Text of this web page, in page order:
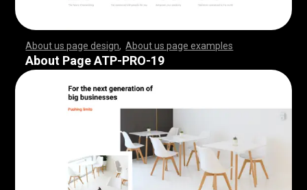
About us page design ,About us page examples
,,,,,,,,,,,,,,,,,,,,,,,, ,,,,,,,,,,,,,,,,,,,,,,,,,,,
,,,,,,,,,,,,,,,,,,,,,,,, ,,,,,,,,,,,,,,,,,,,,,,,,,,,
,,,,,,,,,,,,,,,,,,,,,,,, ,,,,,,,,,,,,,,,,,,,,,,,,,,,
,,,,,,,,,,,,,,,,,,,,,,,, ,,,,,,,,,,,,,,,,,,,,,,,,,,,
,,,,,,,,,,,,,,,,,,,,,,,, ,,,,,,,,,,,,,,,,,,,,,,,,,,,
,,,,,,,,,,,,,,,,,,,,,,,, ,,,,,,,,,,,,,,,,,,,,,,,,,,,
,,,,,,,,,,,,,,,,,,,,,,,, ,,,,,,,,,,,,,,,,,,,,,,,,,,,
,,,,,,,,,,,,,,,,,,,,,,,, ,,,,,,,,,,,,
About Page ATP-PRO-19